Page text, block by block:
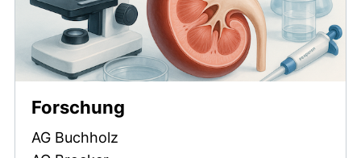
Forschung
AG Buchholz